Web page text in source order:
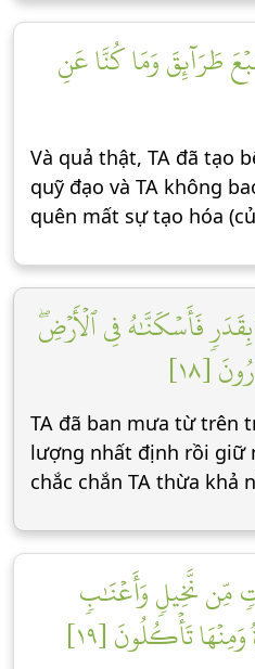
طَرَآئِقَ وَمَا كُنَّا عَنِ
Và quả thật, TA đã tạo
quỹ đạo và TA không
quên mất sự tạo hóa
بِقَدَرٖ فَأَسۡكَنَّٰهُ فِي ٱلۡأَرۡضِۖ
[١٨]
TA đã ban mưa từ trên
lượng nhất định rồi giữ
chắc chắn TA thừa khả
مِّن نَّخِيلٖ وَأَعۡنَٰبٖ
تَأۡكُلُونَ [١٩]